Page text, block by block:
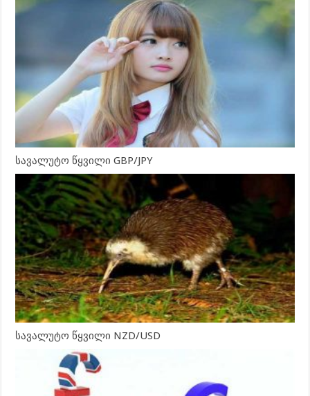
სავალუტო წყვილი GBP/JPY
სავალუტო წყვილი NZD/USD